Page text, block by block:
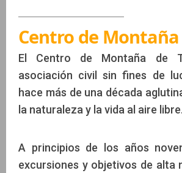
Centro de
El Centro de Montaña de
asociación civil sin fines de
hace más de una década
la naturaleza y la vida al aire libre.
A principios de los años
excursiones y objetivos de alta